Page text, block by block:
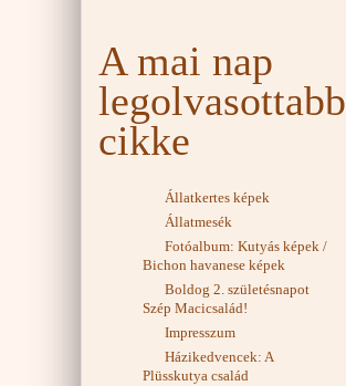
A mai nap
legolvasottabb
cikke
Állatkertes képek
Állatmesék
Fotóalbum: Kutyás képek /
Bichon havanese képek
Boldog 2. születésnapot
Szép Macicsalád!
Impresszum
Házikedvencek: A
Plüsskutya család